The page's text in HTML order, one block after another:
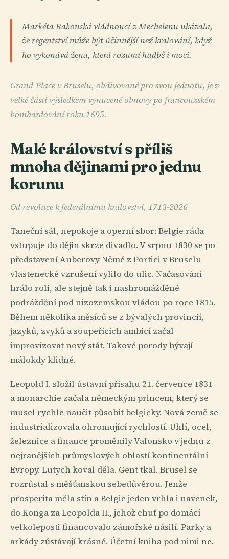
Markéta Rakouská vládnoucí z Mechelenu ukázala,
že regentství může být účinnější než kralování, když
ho vykonává žena, která rozumí hudbě i moci.
Grand-Place v Bruselu, obdivované pro svou jednotu, je z
velké části výsledkem vynucené obnovy po francouzském
bombardování roku 1695.
Malé království s příliš
mnoha dějinami pro jednu
korunu
Od revoluce k federálnímu království, 1713-2026
Taneční sál, nepokoje a operní sbor: Belgie ráda
vstupuje do dějin skrze divadlo. V srpnu 1830 se po
představení Auberovy Němé z Portici v Bruselu
vlastenecké vzrušení vylilo do ulic. Načasování
hrálo roli, ale stejně tak i nashromážděné
podráždění pod nizozemskou vládou po roce 1815.
Během několika měsíců se z bývalých provincií,
jazyků, zvyků a soupeřících ambicí začal
improvizovat nový stát. Takové porody bývají
málokdy klidné.
Leopold I. složil ústavní přísahu 21. července 1831
a monarchie začala německým princem, který se
musel rychle naučit působit belgicky. Nová země se
industrializovala ohromující rychlostí. Uhlí, ocel,
železnice a finance proměnily Valonsko v jednu z
nejranějších průmyslových oblastí kontinentální
Evropy. Lutych koval děla. Gent tkal. Brusel se
rozrůstal s měšťanskou sebedůvěrou. Jenže
prosperita měla stín a Belgie jeden vrhla i navenek,
do Konga za Leopolda II., jehož chuť po domácí
velkoleposti financovalo zámořské násilí. Parky a
arkády zůstávají krásné. Účetní kniha pod nimi ne.